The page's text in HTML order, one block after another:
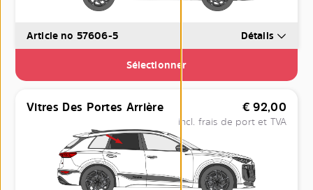
Article no 57606-5 Détails
Sélectionner
Vitres Des Portes Arrière € 92,00
incl. frais de port et TVA